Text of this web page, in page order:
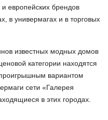
европейских брендов
в универмагах и в торговых
известных модных домов
категории находятся
вариантом
сети «Галерея
в этих городах.